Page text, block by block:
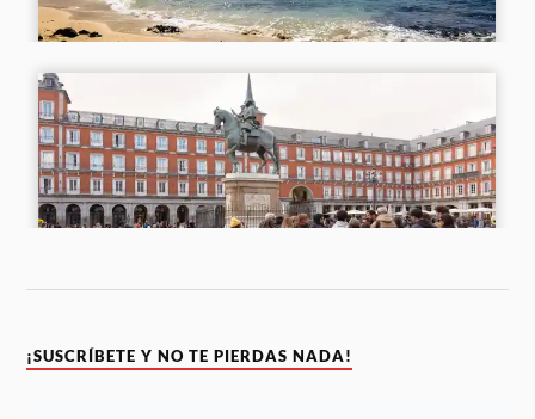
¡SUSCRÍBETE Y NO TE PIERDAS NADA!